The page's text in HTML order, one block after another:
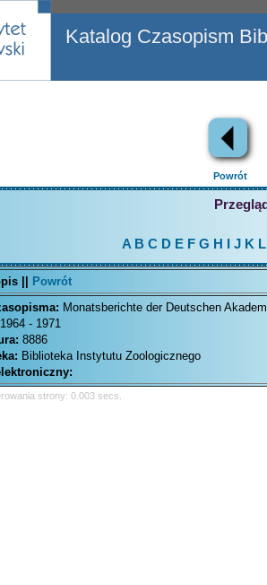
Katalog Czasopism
Powrót
A B C D EFG H J K L
||
Powrót
Monatsberichte der Deutschen
1964 - 1971
8886
Biblioteka Instytutu Zoologicznego
strony: 0.003 secs.